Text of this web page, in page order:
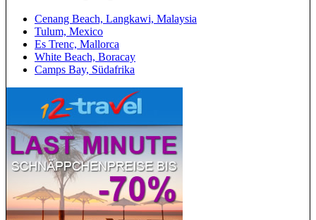
Cenang Beach, Langkawi, Malaysia
Tulum, Mexico
Es Trenc, Mallorca
White Beach, Boracay
Camps Bay, Südafrika